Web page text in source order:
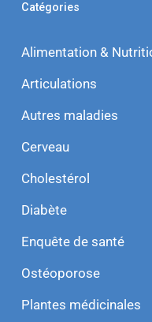
Catégories
Alimentation &
Articulations
Autres maladies
Cerveau
Cholestérol
Diabète
Enquête de santé
Ostéoporose
Plantes médicinales